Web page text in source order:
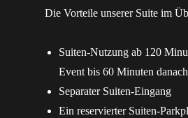
Die Vorteile unserer Suite im
Suiten-Nutzung ab 120
Event bis 60 Minuten
Separater Suiten-Eingang
Ein reservierter Suiten-